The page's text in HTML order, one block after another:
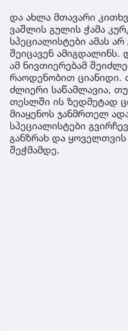
და ახლა მთავარი
ვაშლის გულის ჭამა
სპეციალისტები ამას
შეიცავენ ამიგდალინს.
ამ ნივთიერებამ
რაოდენობით ციანიდი.
ძლიერი საწამლავია,
თესლში ის ზედმეტად
მიაყენოს ჯანმრთელ
სპეციალისტები
განზრახ და
შეჭმამდე.